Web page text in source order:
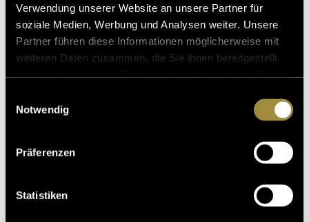
Verwendung unserer Website an unsere Partner für
soziale Medien, Werbung und Analysen weiter. Unsere
Partner führen diese Informationen möglicherweise mit
weiteren Daten zusammen, die Sie ihnen bereitgestellt
Notwendig
Präferenzen
Statistiken
Kritik